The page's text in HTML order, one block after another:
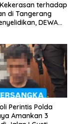
terhadap
di Tangerang
DEWA
Perintis Polda
Amankan 3